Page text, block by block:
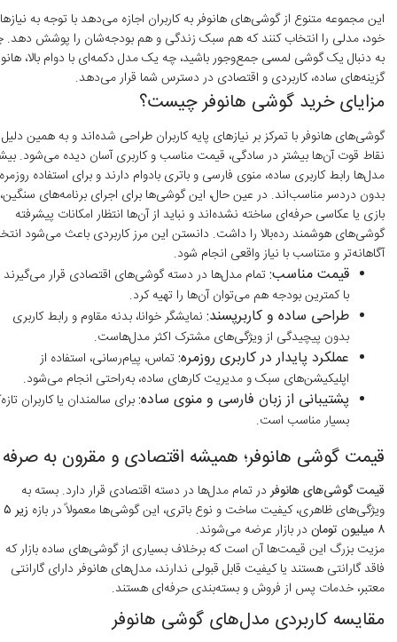
این مجموعه متنوع از گوشی‌های هانوفر به کاربران اجازه می‌دهد با توجه به
خود، مدلی را انتخاب کنند که هم سبک زندگی و هم بودجه‌شان را پوشش دهد.
به دنبال یک گوشی لمسی جمع‌وجور باشید، چه یک مدل دکمه‌ای با دوام بالا،
گزینه‌های ساده، کاربردی و اقتصادی در دسترس شما قرار می‌دهد.
مزایای خرید گوشی هانوفر چیست؟
گوشی‌های هانوفر با تمرکز بر نیازهای پایه کاربران طراحی شده‌اند و به همین دلیل
نقاط قوت آن‌ها بیشتر در سادگی، قیمت مناسب و کاربری آسان دیده می‌شود.
مدل‌ها رابط کاربری ساده، منوی فارسی و باتری بادوام دارند و برای استفاده روزمره
بدون دردسر مناسب‌اند. در عین حال، این گوشی‌ها برای اجرای برنامه‌های سنگین،
بازی یا عکاسی حرفه‌ای ساخته نشده‌اند و نباید از آن‌ها انتظار امکانات پیشرفته
گوشی‌های هوشمند رده‌بالا را داشت. دانستن این مرز کاربردی باعث می‌شود
آگاهانه‌تر و متناسب با نیاز واقعی انجام شود.
قیمت مناسب:تمام مدل‌ها در دسته گوشی‌های اقتصادی قرار می‌گیرند
با کمترین بودجه هم می‌توان آن‌ها را تهیه کرد.
طراحی ساده و کاربرپسند: نمایشگر خوانا، بدنه مقاوم و رابط کاربری
بدون پیچیدگی از ویژگی‌های مشترک اکثر مدل‌هاست.
عملکرد پایدار در کاربری روزمره:تماس، پیام‌رسانی، استفاده از
اپلیکیشن‌های سبک و مدیریت کارهای ساده، به‌راحتی انجام می‌شود.
پشتیبانی از زبان فارسی و منوی ساده:برای سالمندان یا کاربران
بسیار مناسب است.
قیمت گوشی هانوفر؛ همیشه اقتصادی و مقرون به صرفه
قیمت گوشی‌های هانوفردر تمام مدل‌ها در دسته اقتصادی قرار دارد. بسته به
ویژگی‌های ظاهری، کیفیت ساخت و نوع باتری، این گوشی‌ها معمولاً در بازه
۸ میلیون تومان
در بازار عرضه می‌شوند.
مزیت بزرگ این قیمت‌ها آن است که برخلاف بسیاری از گوشی‌های ساده بازار که
فاقد گارانتی هستند یا کیفیت قابل قبولی ندارند، مدل‌های هانوفر دارای گارانتی
معتبر، خدمات پس از فروش و بسته‌بندی حرفه‌ای هستند.
مقایسه کاربردی مدل‌های گوشی هانوفر